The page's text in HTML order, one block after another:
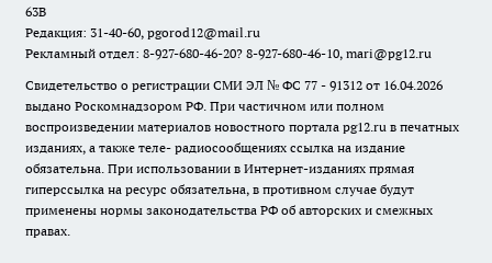
63В
Редакция: 31-40-60, pgorod12@mail.ru
Рекламный отдел: 8-927-680-46-20? 8-927-680-46-10, mari@pg12.ru
Свидетельство о регистрации СМИ ЭЛ № ФС 77 - 91312 от 16.04.2026
выдано Роскомнадзором РФ. При частичном или полном
воспроизведении материалов новостного портала pg12.ru в печатных
изданиях, а также теле- радиосообщениях ссылка на издание
обязательна. При использовании в Интернет-изданиях прямая
гиперссылка на ресурс обязательна, в противном случае будут
применены нормы законодательства РФ об авторских и смежных
правах.